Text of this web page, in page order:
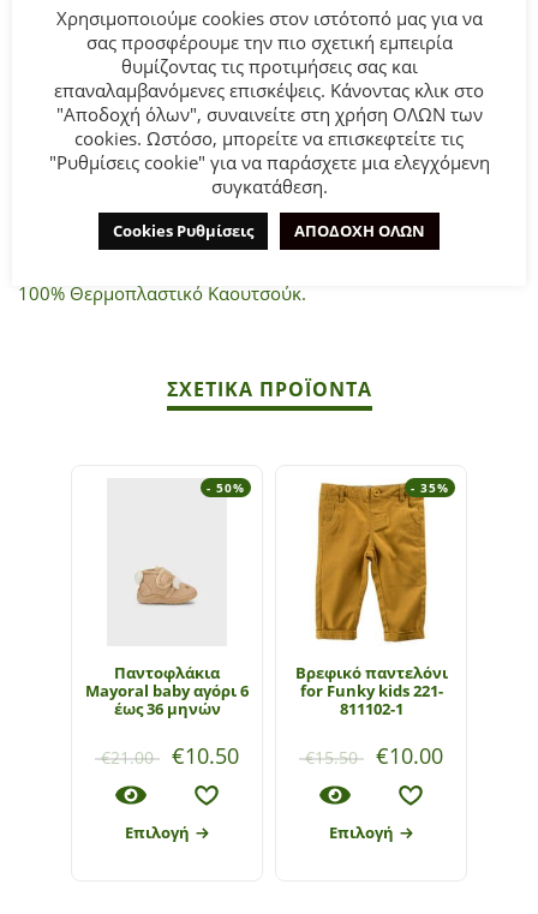
περπάτημα. Κλείνει με ρυθμιζόμενο διπλό βέλκρο για να
φοριέται πιο γρήγορα και για να έχει καλύτερη εφαρμογή.
Σύνθεση:
Επάνω μέρος
53% Δέρμα από Βοοειδή 47% Ινα πολυουρεθάνης.
70% Βαμβάκι 30% Δέρμα χοίρου.
100% Θερμοπλαστικό Καουτσούκ.
ΣΧΕΤΙΚΆ ΠΡΟΪΌΝΤΑ
- 50%
Παντοφλάκια
Mayoral baby αγόρι 6
έως 36 μηνών
€21.00 €10.50
Επιλογή
- 35%
Βρεφικό παντελόνι
for Funky kids 221-
811102-1
€15.50 €10.00
Επιλογή
Χρησιμοποιούμε cookies στον ιστότοπό μας για να
σας προσφέρουμε την πιο σχετική εμπειρία
θυμίζοντας τις προτιμήσεις σας και
επαναλαμβανόμενες επισκέψεις. Κάνοντας κλικ στο
"Αποδοχή όλων", συναινείτε στη χρήση ΟΛΩΝ των
cookies. Ωστόσο, μπορείτε να επισκεφτείτε τις
"Ρυθμίσεις cookie" για να παράσχετε μια ελεγχόμενη
συγκατάθεση.
Cookies Ρυθμίσεις ΑΠΟΔΟΧΗ ΟΛΩΝ